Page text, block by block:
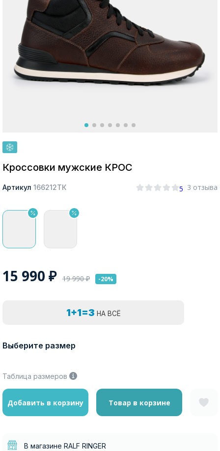
Москва
Покупателям
Кроссовки мужские КРОС
Артикул 166212ТК 5 3 отзыва
15 990 ₽ 19 990₽ -20%
1+1=3 НА ВСЁ
Выберите размер
Таблица размеров
Добавить в корзину Товар в корзине
В магазине RALF RINGER